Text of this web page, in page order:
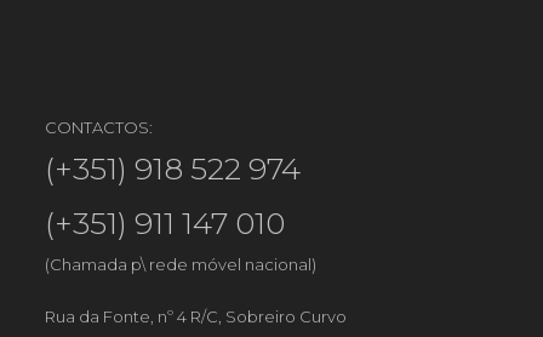
CONTACTOS:
(+351) 918 522 974
(+351) 911 147 010
(Chamada p\ rede móvel nacional)
Rua da Fonte, nº 4 R/C, Sobreiro Curvo